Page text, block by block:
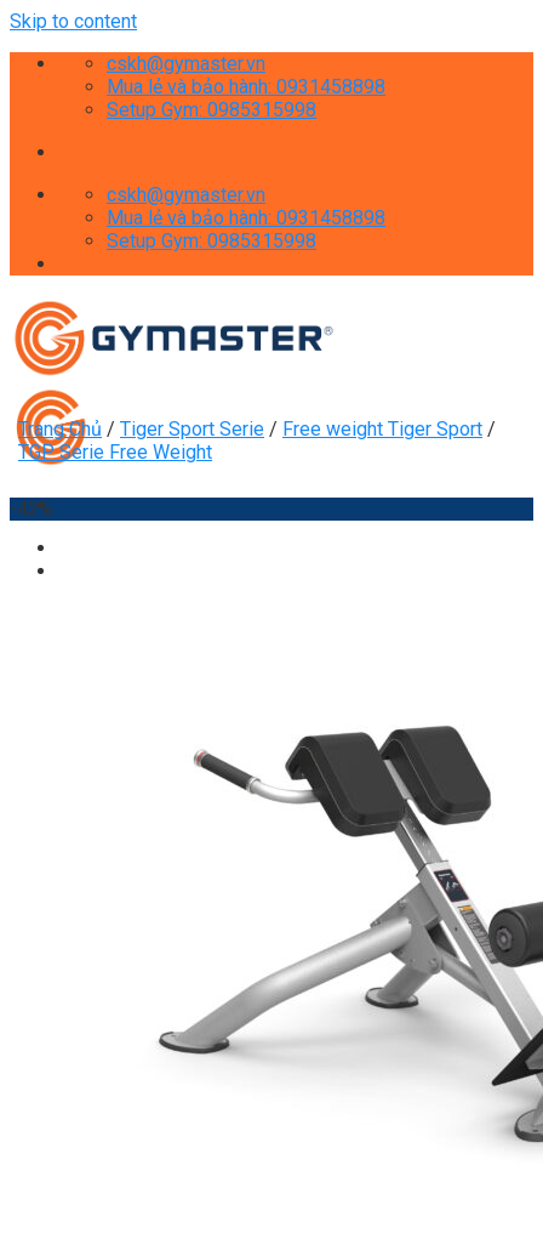
Skip to content
cskh@gymaster.vn
Mua lẻ và bảo hành: 0931458898
Setup Gym: 0985315998
cskh@gymaster.vn
Mua lẻ và bảo hành: 0931458898
Setup Gym: 0985315998
Xe đạp ngồi có tựa lưng
Máy Trượt Tuyết
Máy Chèo Thuyền
Máy Leo Cầu Thang
Ghế Tập Đa Năng
Khung Tập Tạ Rời
Dàn Tập Thể Lực 360
Máy tập Home Gym
Dụng Cụ Tập Gym
Trang Chủ / Tiger Sport Serie / Free weight Tiger Sport /
TGP Serie Free Weight
-42%